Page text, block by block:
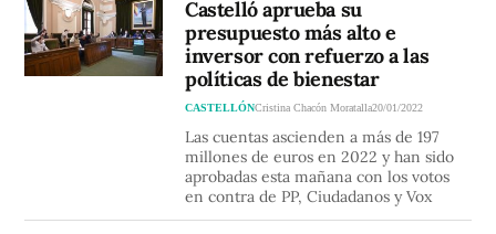
Castelló aprueba su
presupuesto más alto e
inversor con refuerzo a las
políticas de bienestar
CASTELLÓNCristina Chacón Moratalla20/01/2022
Las cuentas ascienden a más de 197
millones de euros en 2022 y han sido
aprobadas esta mañana con los votos
en contra de PP, Ciudadanos y Vox